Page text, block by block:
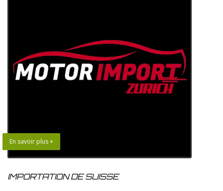
En savoir plus +
IMPORTATION DE SUISSE